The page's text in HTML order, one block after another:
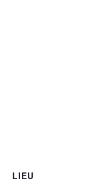
LIEU